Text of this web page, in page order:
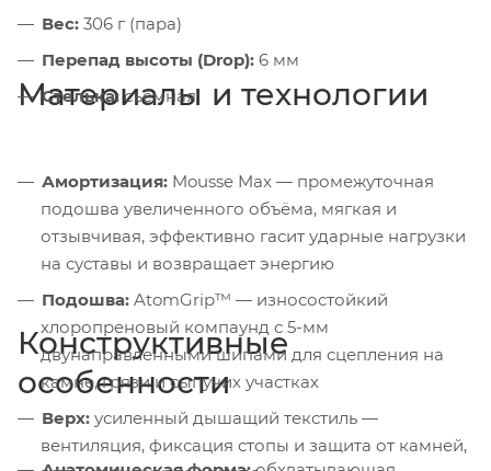
Вес: 306 г (пара)
Перепад высоты (Drop): 6 мм
Стелька:съёмная
Материалы и технологии
Амортизация: Mousse Max — промежуточная
подошва увеличенного объёма, мягкая и
отзывчивая, эффективно гасит ударные нагрузки
на суставы и возвращает энергию
Подошва: AtomGrip™ — износостойкий
хлоропреновый компаунд с 5-мм
двунаправленными шипами для сцепления на
камне, грязи и сыпучих участках
Верх: усиленный дышащий текстиль —
вентиляция, фиксация стопы и защита от камней,
Конструктивные
особенности